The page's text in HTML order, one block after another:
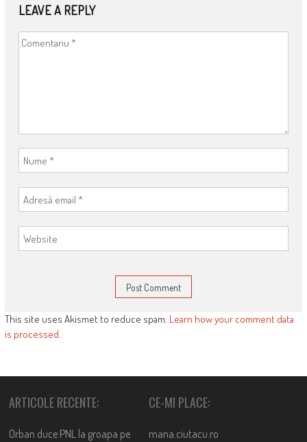
LEAVE A REPLY
This site uses Akismet to reduce spam. Learn how your comment data
is processed.
ARTICOLE RECENTE:
Orban duce PNL la groapa pe
CE-MI PLACE:
mana.ciutacu.ro